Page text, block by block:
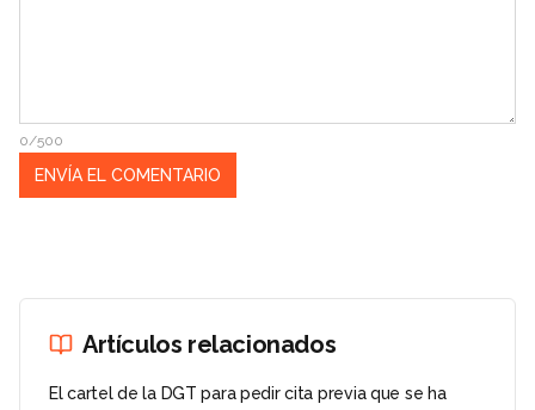
0/500
Artículos relacionados
El cartel de la DGT para pedir cita previa que se ha